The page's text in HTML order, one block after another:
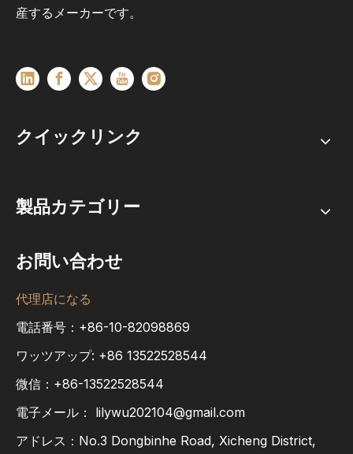
産するメーカーです。
クイックリンク
製品カテゴリー
お問い合わせ
代理店になる
電話番号：+86-10-82098869
ワッツアップ: +86 13522528544
微信：+86-13522528544
電子メール： lilywu202104@gmail.com
アドレス：No.3 Dongbinhe Road, Xicheng District,